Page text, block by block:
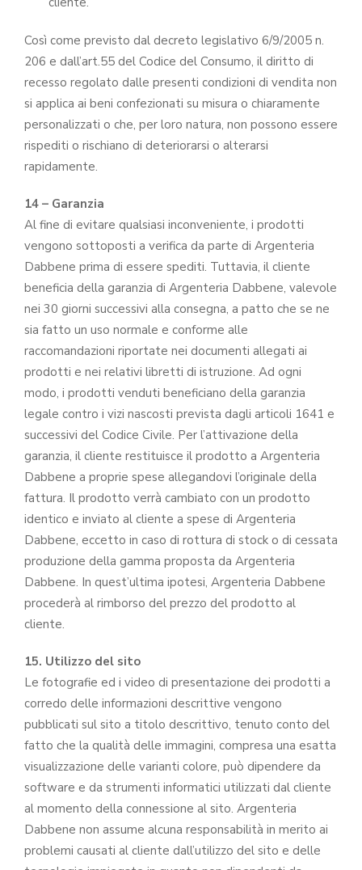
Così come previsto dal decreto legislativo 6/9/2005 n.
206 e dall’art.55 del Codice del Consumo, il diritto di
recesso regolato dalle presenti condizioni di vendita non
si applica ai beni confezionati su misura o chiaramente
personalizzati o che, per loro natura, non possono essere
rispediti o rischiano di deteriorarsi o alterarsi
rapidamente.
14 – Garanzia
Al fine di evitare qualsiasi inconveniente, i prodotti
vengono sottoposti a verifica da parte di Argenteria
Dabbene prima di essere spediti. Tuttavia, il cliente
beneficia della garanzia di Argenteria Dabbene, valevole
nei 30 giorni successivi alla consegna, a patto che se ne
sia fatto un uso normale e conforme alle
raccomandazioni riportate nei documenti allegati ai
prodotti e nei relativi libretti di istruzione. Ad ogni
modo, i prodotti venduti beneficiano della garanzia
legale contro i vizi nascosti prevista dagli articoli 1641 e
successivi del Codice Civile. Per l’attivazione della
garanzia, il cliente restituisce il prodotto a Argenteria
Dabbene a proprie spese allegandovi l’originale della
fattura. Il prodotto verrà cambiato con un prodotto
identico e inviato al cliente a spese di Argenteria
Dabbene, eccetto in caso di rottura di stock o di cessata
produzione della gamma proposta da Argenteria
Dabbene. In quest’ultima ipotesi, Argenteria Dabbene
procederà al rimborso del prezzo del prodotto al
cliente.
15. Utilizzo del sito
Le fotografie ed i video di presentazione dei prodotti a
corredo delle informazioni descrittive vengono
pubblicati sul sito a titolo descrittivo, tenuto conto del
fatto che la qualità delle immagini, compresa una esatta
visualizzazione delle varianti colore, può dipendere da
software e da strumenti informatici utilizzati dal cliente
al momento della connessione al sito. Argenteria
Dabbene non assume alcuna responsabilità in merito ai
problemi causati al cliente dall’utilizzo del sito e delle